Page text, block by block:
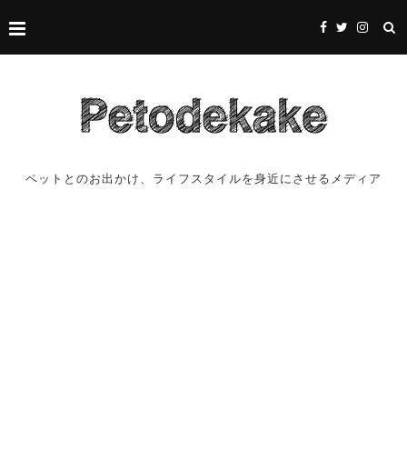
ペットとのお出かけ、ライフスタイルを身近にさせるメディア